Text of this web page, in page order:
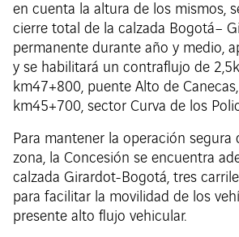
en cuenta la altura de los mismos,
cierre total de la calzada Bogotá–
permanente durante año y medio,
y se habilitará un contraflujo de
km47+800, puente Alto de
km45+700, sector Curva de los
Para mantener la operación segura
zona, la Concesión se encuentra
calzada Girardot-Bogotá, tres
para facilitar la movilidad de los
presente alto flujo vehicular.